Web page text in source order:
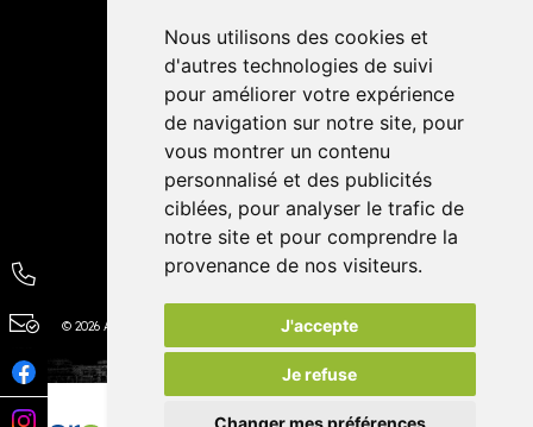
Nous utilisons des cookies et
d'autres technologies de suivi
pour améliorer votre expérience
de navigation sur notre site, pour
vous montrer un contenu
personnalisé et des publicités
ciblées, pour analyser le trafic de
notre site et pour comprendre la
provenance de nos visiteurs.
J'accepte
Je refuse
Changer mes préférences
4,4 / 5 65 avis
© 2026 Autour de la Pharmacie Tous droits réservés